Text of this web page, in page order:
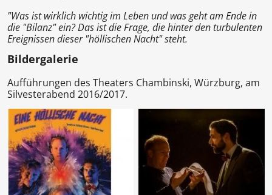
"Was ist wirklich wichtig im Leben und was geht am Ende in
die "Bilanz" ein? Das ist die Frage, die hinter den turbulenten
Ereignissen dieser "höllischen Nacht" steht.
Bildergalerie
Aufführungen des Theaters Chambinski, Würzburg, am
Silvesterabend 2016/2017.